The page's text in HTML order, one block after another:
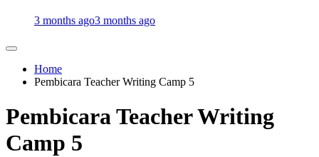
3 months ago3 months ago
Home
Pembicara Teacher Writing Camp 5
Pembicara Teacher Writing
Camp 5